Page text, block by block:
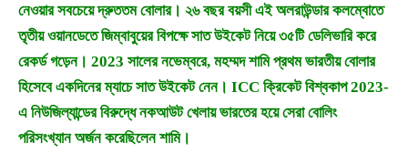
নেওয়ার সবচেয়ে দ্রুততম বোলার। ২৬ বছর বয়সী এই অলরাউন্ডার কলম্বোতে
তৃতীয় ওয়ানডেতে জিম্বাবুয়ের বিপক্ষে সাত উইকেট নিয়ে ৩৫টি ডেলিভারি করে
রেকর্ড গড়েন। 2023 সালের নভেম্বরে, মহম্মদ শামি প্রথম ভারতীয় বোলার
হিসেবে একদিনের ম্যাচে সাত উইকেট নেন। ICC ক্রিকেট বিশ্বকাপ 2023-
এ নিউজিল্যান্ডের বিরুদ্ধে নকআউট খেলায় ভারতের হয়ে সেরা বোলিং
পরিসংখ্যান অর্জন করেছিলেন শামি।